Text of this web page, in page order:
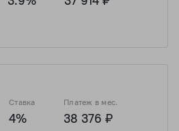
Ставка
4%
Платеж в мес.
38 376 ₽